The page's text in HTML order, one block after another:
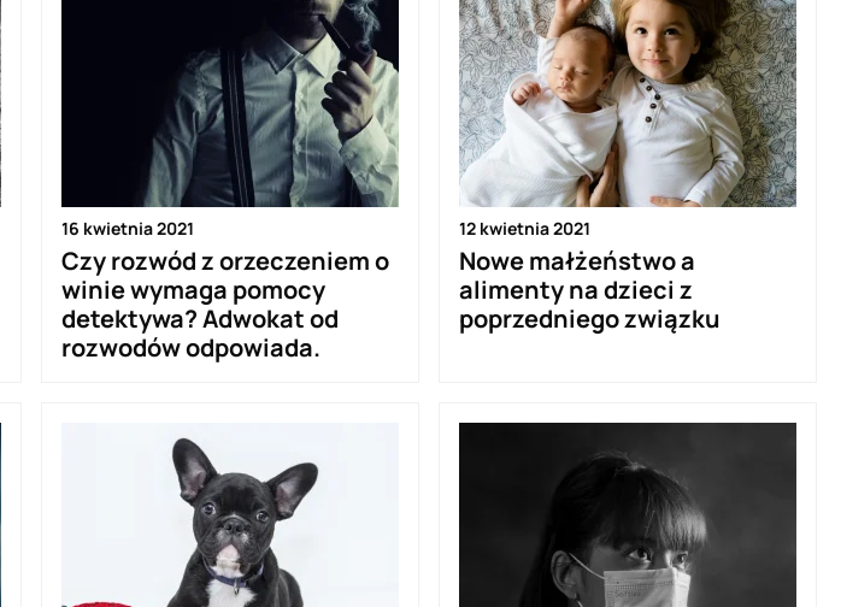
16 kwietnia 2021
Czy rozwód z orzeczeniem o
winie wymaga pomocy
detektywa? Adwokat od
rozwodów odpowiada.
12 kwietnia 2021
Nowe małżeństwo a
alimenty na dzieci z
poprzedniego związku